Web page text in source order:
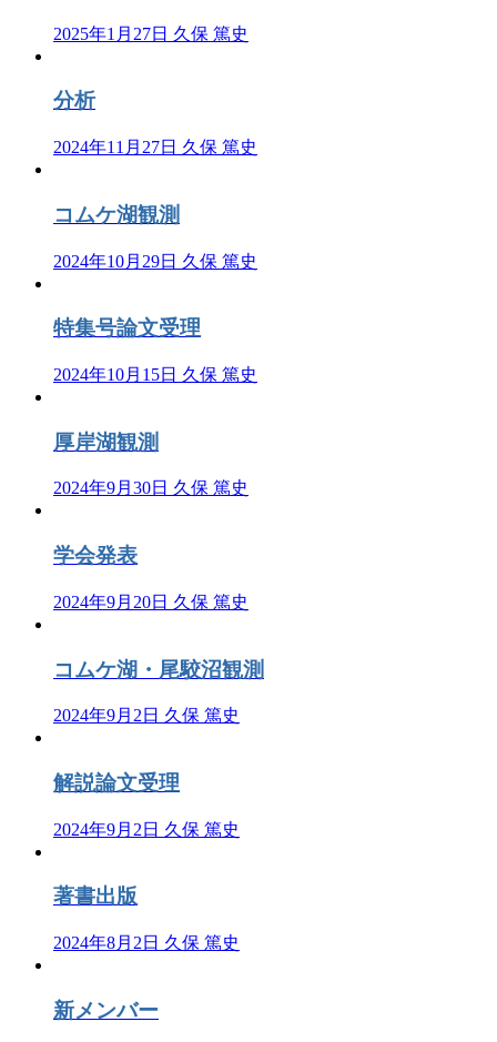
2025年1月27日 久保 篤史
分析
2024年11月27日 久保 篤史
コムケ湖観測
2024年10月29日 久保 篤史
特集号論文受理
2024年10月15日 久保 篤史
厚岸湖観測
2024年9月30日 久保 篤史
学会発表
2024年9月20日 久保 篤史
コムケ湖・尾駮沼観測
2024年9月2日 久保 篤史
解説論文受理
2024年9月2日 久保 篤史
著書出版
2024年8月2日 久保 篤史
新メンバー